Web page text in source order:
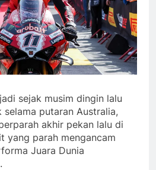
sejak musim dingin lalu
putaran Australia,
akhir pekan lalu di
yang parah mengancam
Juara Dunia